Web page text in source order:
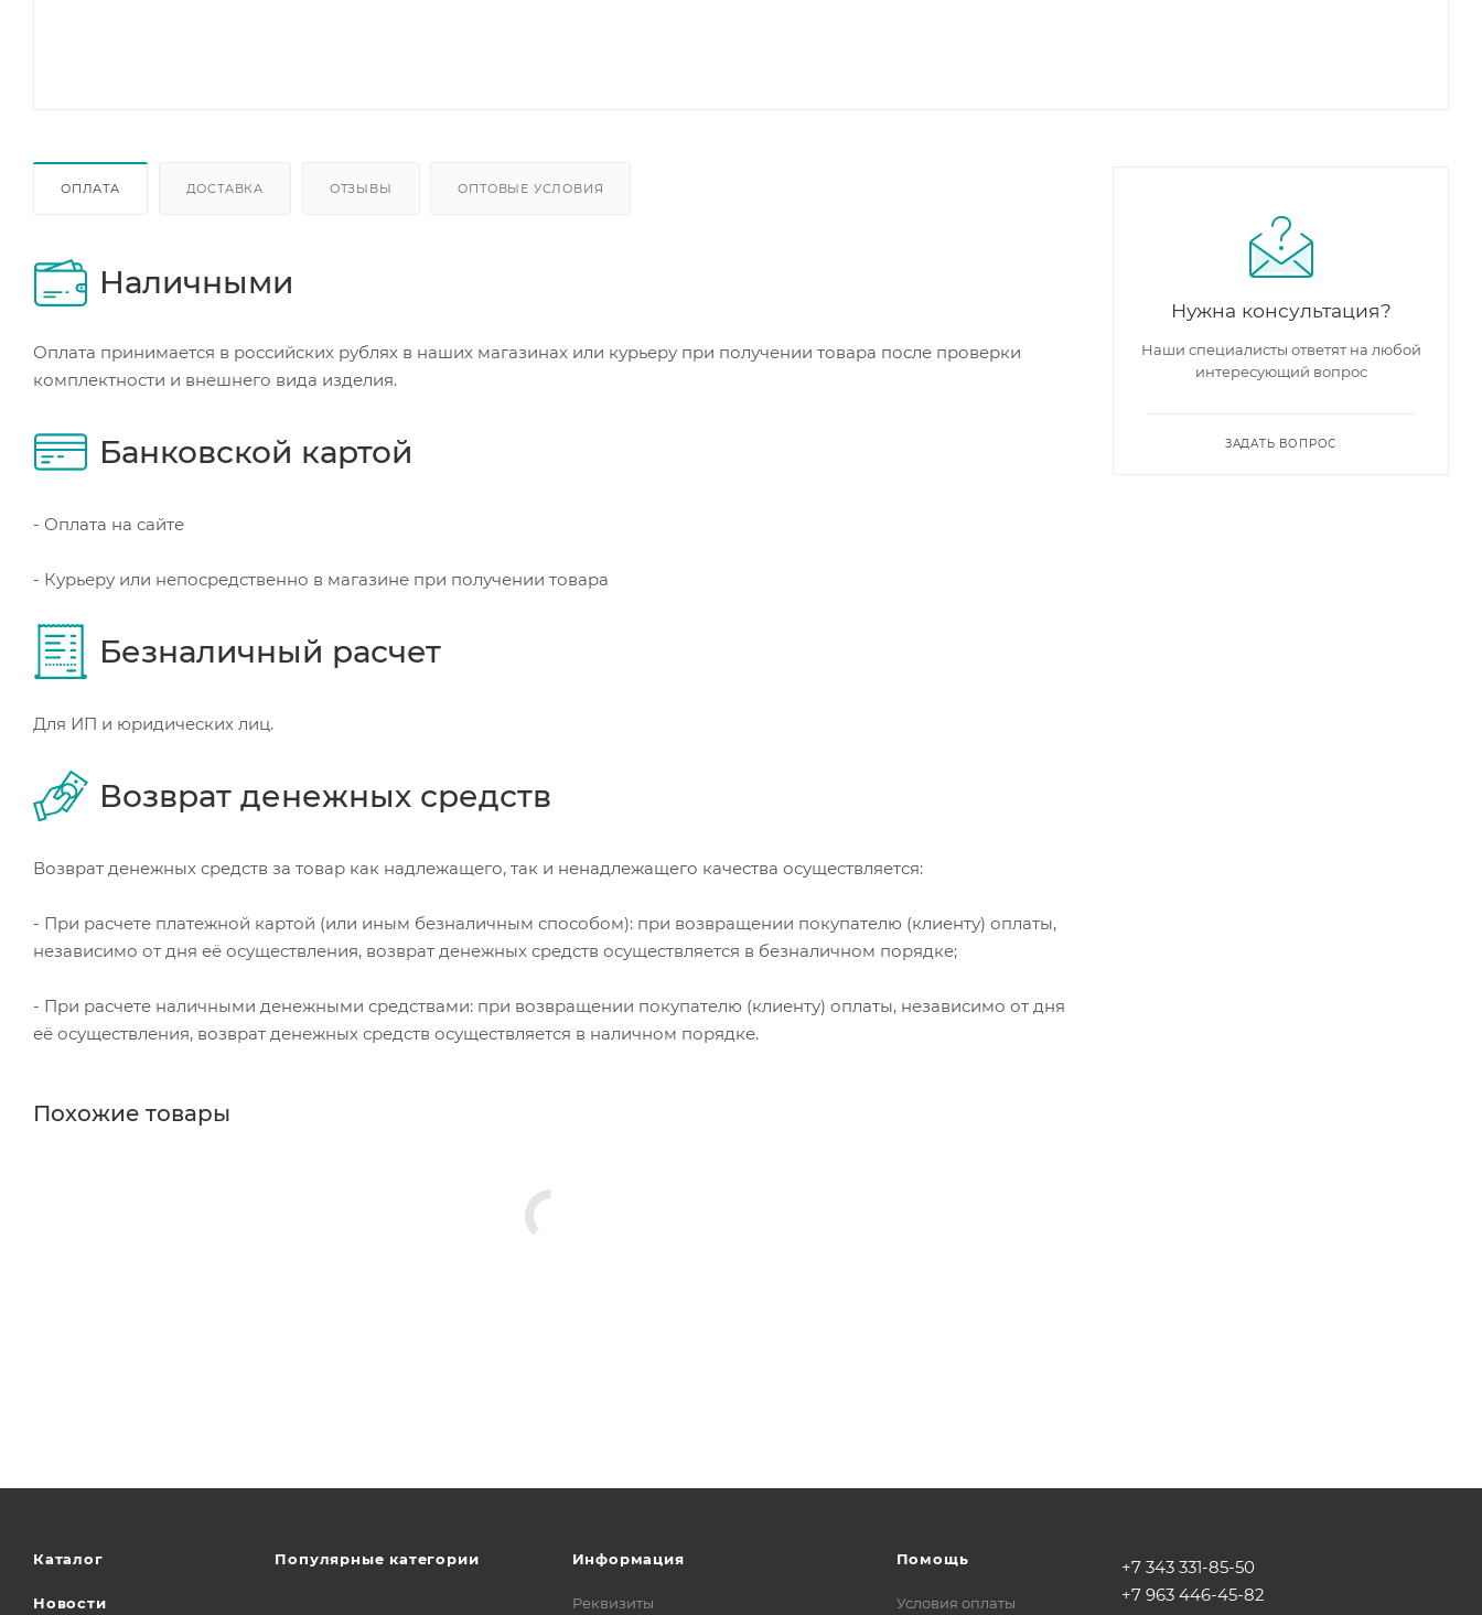
ОПЛАТА ДОСТАВКА ОТЗЫВЫ ОПТОВЫЕ УСЛОВИЯ
Наличными
Оплата принимается в российских рублях в наших магазинах или курьеру при получении товара после проверки
комплектности и внешнего вида изделия.
Банковской картой
- Оплата на сайте
- Курьеру или непосредственно в магазине при получении товара
Безналичный расчет
Для ИП и юридических лиц.
Возврат денежных средств
Возврат денежных средств за товар как надлежащего, так и ненадлежащего качества осуществляется:
- При расчете платежной картой (или иным безналичным способом): при возвращении покупателю (клиенту) оплаты,
независимо от дня её осуществления, возврат денежных средств осуществляется в безналичном порядке;
- При расчете наличными денежными средствами: при возвращении покупателю (клиенту) оплаты, независимо от дня
её осуществления, возврат денежных средств осуществляется в наличном порядке.
Похожие товары
Нужна консультация?
Наши специалисты ответят на любой
интересующий вопрос
ЗАДАТЬ ВОПРОС
Каталог
Новости
Популярные категории Информация
Реквизиты
Помощь
Условия оплаты
+7 343 331-85-50
+7 963 446-45-82